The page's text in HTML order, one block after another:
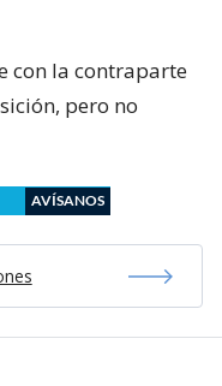
con la contraparte
pero no
AVÍSANOS